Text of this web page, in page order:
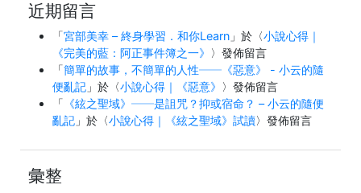
近期留言
「宮部美幸 – 終身學習．和你Learn 」於〈小說心得｜
《完美的藍：阿正事件簿之一》 〉發佈留言
「簡單的故事，不簡單的人性──《惡意》 - 小云的隨
便亂記 」於〈小說心得｜《惡意》 〉發佈留言
「 《絃之聖域》──是詛咒？抑或宿命？ – 小云的隨便
亂記 」於〈小說心得｜《絃之聖域》試讀〉發佈留言
彙整